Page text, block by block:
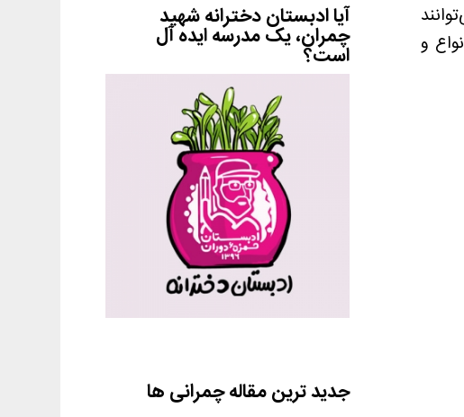
و
آیا ادبستان دخترانه شهید
چمران، یک مدرسه ایده آل
است؟
جدید ترین مقاله چمرانی ها